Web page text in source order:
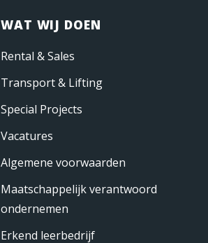
WAT WIJ DOEN
Rental & Sales
Transport & Lifting
Special Projects
Vacatures
Algemene voorwaarden
Maatschappelijk verantwoord
ondernemen
Erkend leerbedrijf